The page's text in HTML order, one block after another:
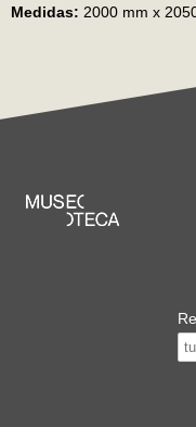
Medidas: 2000 mm x